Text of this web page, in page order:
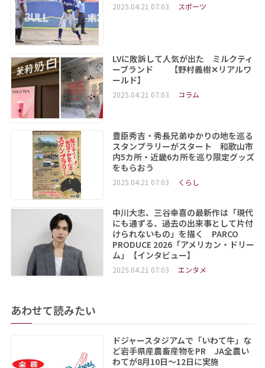
2025.04.21 07:03 スポーツ
LVに敗訴して人気が出た ミルクティ
ーブランド 【野村義樹✕リアルワ
ールド】
2025.04.21 07:03 コラム
豊臣秀吉・秀長兄弟ゆかりの地を巡る
スタンプラリーがスタート 和歌山市
内5カ所・近畿6カ所を巡り限定グッズ
をもらおう
2025.04.21 07:03 くらし
中川大志、三谷幸喜の最新作は「現代
にも通ずる、過去の出来事として片付
けられないもの」を描く PARCO
PRODUCE 2026「アメリカン・ドリー
ム」【インタビュー】
2025.04.21 07:03 エンタメ
あわせて読みたい
ドジャースタジアムで「いわて牛」な
ど岩手県産農畜産物をPR JA全農い
わてが8月10日～12日に実施